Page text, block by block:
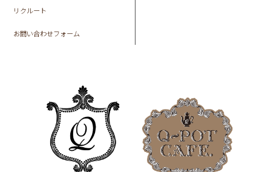
リクルート
お問い合わせフォーム